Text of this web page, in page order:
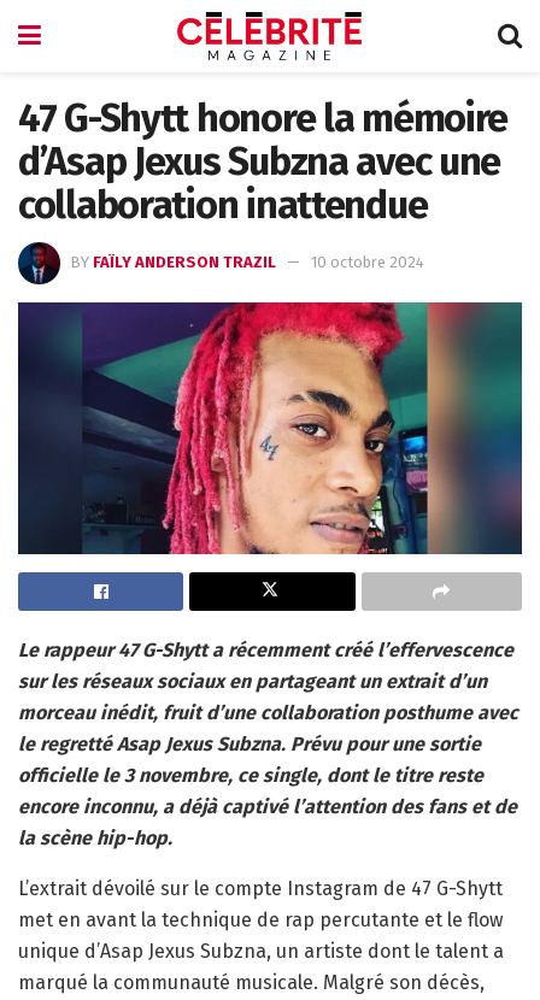
47 G-Shytt honore la mémoire
d’Asap Jexus Subzna avec une
collaboration inattendue
BY FAÏLY ANDERSON TRAZIL 10 octobre 2024
Le rappeur 47 G-Shytt a récemment créé l’effervescence
sur les réseaux sociaux en partageant un extrait d’un
morceau inédit, fruit d’une collaboration posthume avec
le regretté Asap Jexus Subzna. Prévu pour une sortie
officielle le 3 novembre, ce single, dont le titre reste
encore inconnu, a déjà captivé l’attention des fans et de
la scène hip-hop.
L’extrait dévoilé sur le compte Instagram de 47 G-Shytt
met en avant la technique de rap percutante et le flow
unique d’Asap Jexus Subzna, un artiste dont le talent a
marqué la communauté musicale. Malgré son décès,